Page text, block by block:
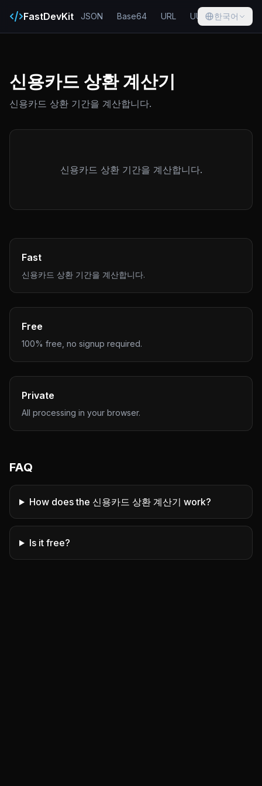
FastDevKit JSON Base64 URL UUID Hash
한국어
신용카드 상환 계산기
신용카드 상환 기간을 계산합니다.
신용카드 상환 기간을 계산합니다.
Fast
신용카드 상환 기간을 계산합니다.
Free
100% free, no signup required.
Private
All processing in your browser.
FAQ
How does the 신용카드 상환 계산기 work?
Is it free?